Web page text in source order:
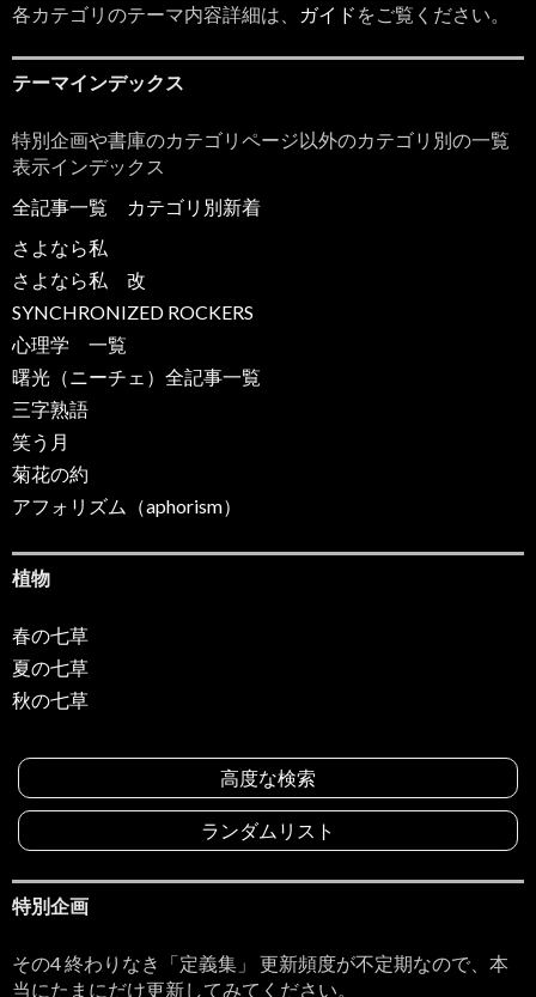
各カテゴリのテーマ内容詳細は、
ガイド をご覧ください。
テーマインデックス
特別企画や書庫のカテゴリページ以外のカテゴリ別の一覧
表示インデックス
全記事一覧
カテゴリ別新着
さよなら私
さよなら私 改
SYNCHRONIZED ROCKERS
心理学 一覧
曙光（ニーチェ）全記事一覧
三字熟語
笑う月
菊花の約
アフォリズム（aphorism）
植物
春の七草
夏の七草
秋の七草
高度な検索
ランダムリスト
特別企画
その4 終わりなき「定義集」 更新頻度が不定期なので、本
当にたまにだけ更新してみてください。